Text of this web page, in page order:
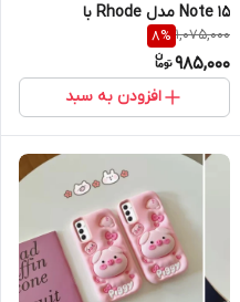
Note 15 مدل Rhode با
نگهدارنده لیپ گلس | با کیفیت
عالی و ثابت بدون تغییر رنگ
1,075,000
8%
985,000
افزودن به سبد